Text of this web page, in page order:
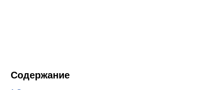
Содержание